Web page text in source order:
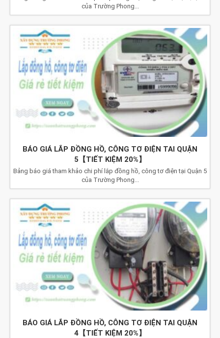
của Trường Phong...
BÁO GIÁ LẮP ĐỒNG HỒ, CÔNG TƠ ĐIỆN TAI QUẬN
5【TIẾT KIỆM 20%】
Bảng báo giá tham khảo chi phí lắp đồng hồ, công tơ điện tại Quận 5
của Trường Phong...
BÁO GIÁ LẮP ĐỒNG HỒ, CÔNG TƠ ĐIỆN TAI QUẬN
4【TIẾT KIỆM 20%】